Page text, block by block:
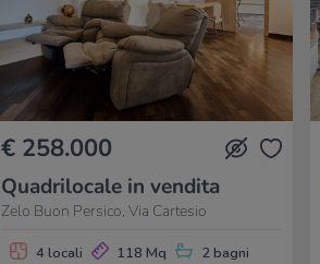
€ 258.000
Quadrilocale in vendita
Zelo Buon Persico, Via Cartesio
4 locali 118 Mq 2 bagni